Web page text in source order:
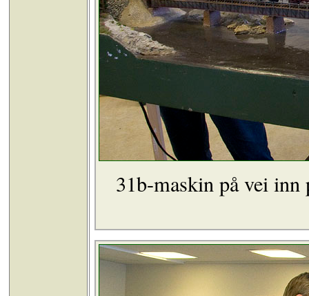
31b-maskin på vei inn